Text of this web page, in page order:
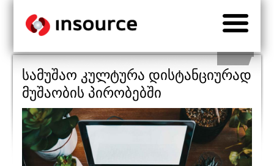
სამუშაო კულტურა დისტანციურად
მუშაობის პირობებში